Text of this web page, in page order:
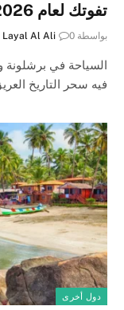
تفوتك لعام 2026
بواسطة Layal Al Ali 0
السياحة في برشلونة
فيه سحر التاريخ
دول أخرى